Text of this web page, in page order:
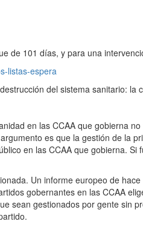
de 101 días, y para una
listas-espera
del sistema sanitario: la
en las CCAA que gobierna
es que la gestión de la
en las CCAA que gobierna.
Un informe europeo de
gobernantes en las CCAA
sean gestionados por gente sin